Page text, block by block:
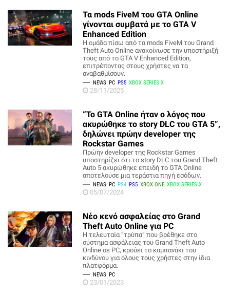
Τα mods FiveM του GTA Online
γίνονται συμβατά με το GTA V
Enhanced Edition
Η ομάδα πίσω από τα mods FiveM του Grand
Theft Auto Online ανακοίνωσε την υποστήριξή
τους από το GTA V Enhanced Edition,
επιτρέποντας στους χρήστες να τα
αναβαθμίσουν.
NEWS PC PS5 XBOX SERIES X
28/11/2025
“Το GTA Online ήταν ο λόγος που
ακυρώθηκε το story DLC του GTA 5”,
δηλώνει πρώην developer της
Rockstar Games
Πρώην developer της Rockstar Games
υποστηρίζει ότι το story DLC του Grand Theft
Auto 5 ακυρώθηκε επειδή το GTA Online
αποτελούσε μια τεράστια πηγή εσόδων.
NEWS PC PS4 PS5 XBOX ONE XBOX SERIES X
05/07/2024
Νέο κενό ασφαλείας στο Grand
Theft Auto Online για PC
Η τελευταία “τρύπα” που βρέθηκε στο
σύστημα ασφάλειας του Grand Theft Auto
Online σε PC, κρούει το καμπανάκι του
κινδύνου για όλους τους χρήστες στην ίδια
πλατφόρμα.
NEWS PC
23/01/2023